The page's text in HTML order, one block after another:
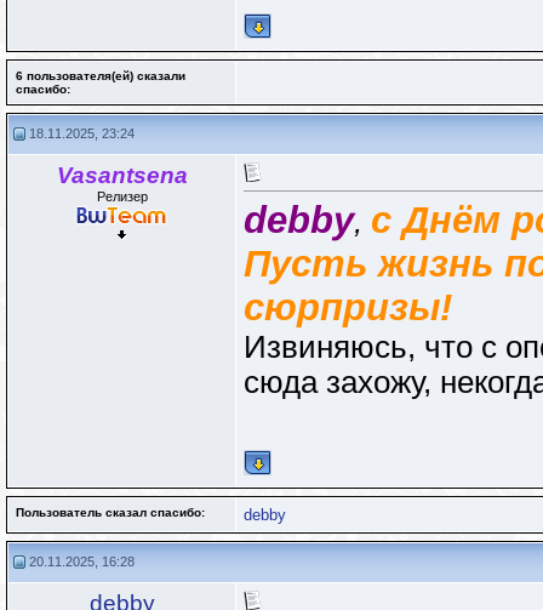
6 пользователя(ей) сказали
cпасибо:
18.11.2025, 23:24
Vasantsena
Релизер
debby, с Днём
Пусть жизнь
сюрпризы!
Извиняюсь, что с
сюда захожу,
Пользователь сказал cпасибо: debby
20.11.2025, 16:28
debby